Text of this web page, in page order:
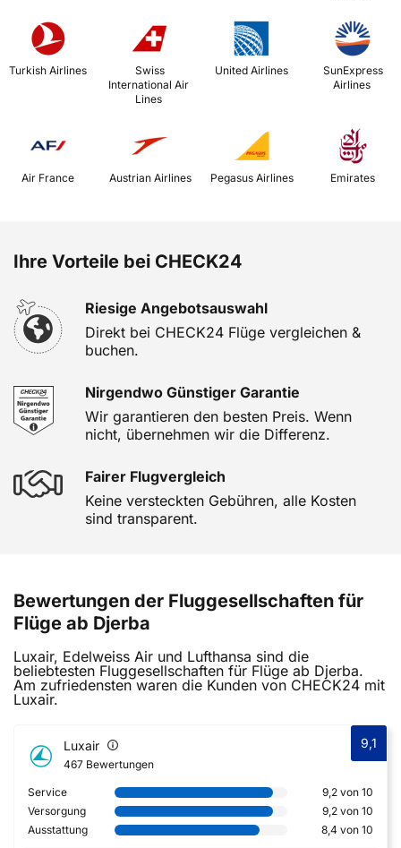
Turkish Airlines
International Air
Lines
United Airlines
Airlines
Air France Austrian Airlines Emirates
Ihre Vorteile bei CHECK24
Riesige Angebotsauswahl
Direkt bei CHECK24 Flüge vergleichen &
buchen.
Nirgendwo Günstiger Garantie
Wir garantieren den besten Preis. Wenn
nicht, übernehmen wir die Differenz.
Fairer Flugvergleich
Keine versteckten Gebühren, alle Kosten
sind transparent.
Bewertungen der Fluggesellschaften für
Flüge ab Djerba
Luxair, Edelweiss Air und Lufthansa sind die
beliebtesten Fluggesellschaften für Flüge ab Djerba.
Am zufriedensten waren die Kunden von CHECK24 mit
Luxair.
Luxair
467 Bewertungen
9,1
Service
9,2 von 10
Versorgung
9,2 von 10
Ausstattung
8,4 von 10